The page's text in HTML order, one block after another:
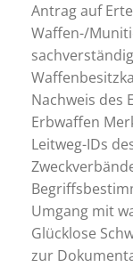
Antrag auf
Waffen-/
Nachweis des
Erbwaffen
Leitweg-IDs
Umgang mit
Glücklose
zur